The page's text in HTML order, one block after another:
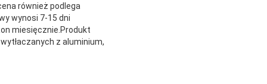
również podlega
wynosi 7-15 dni
miesięcznie.Produkt
z aluminium,